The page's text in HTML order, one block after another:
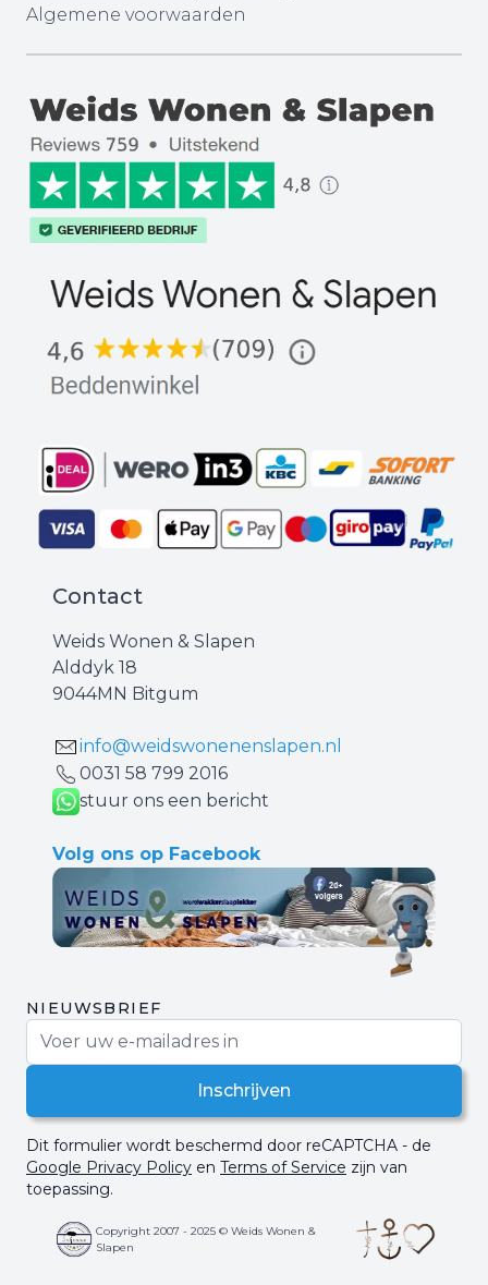
Algemene voorwaarden
Contact
Weids Wonen & Slapen
Alddyk 18
9044MN Bitgum
info@weidswonenenslapen.nl
0031 ‪58 799 2016‬
stuur ons een bericht
Volg ons op Facebook
NIEUWSBRIEF
Inschrijven
Dit formulier wordt beschermd door reCAPTCHA - de
Google Privacy Policy en Terms of Service zijn van
toepassing.
Copyright 2007 - 2025 © Weids Wonen &
Slapen